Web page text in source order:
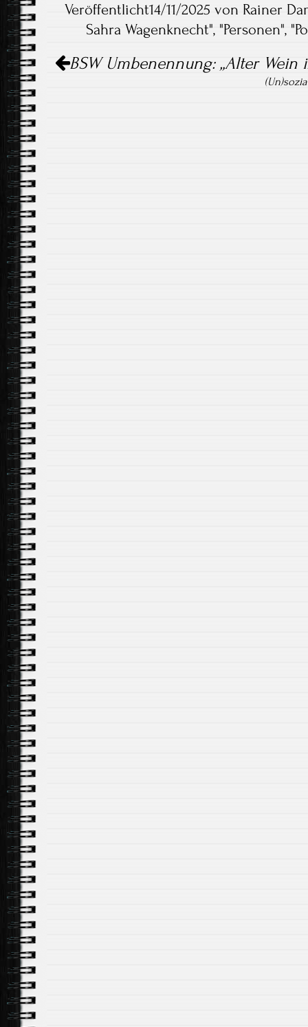
Veröffentlicht14/11/2025 von Rainer
Sahra Wagenknecht", "Personen", "
Navigation
BSW Umbenennung: „Alter Wein